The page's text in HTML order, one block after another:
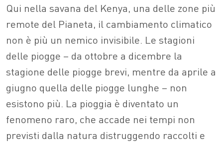
Qui nella savana del Kenya, una delle zone più
remote del Pianeta, il cambiamento climatico
non è più un nemico invisibile. Le stagioni
delle piogge – da ottobre a dicembre la
stagione delle piogge brevi, mentre da aprile a
giugno quella delle piogge lunghe – non
esistono più. La pioggia è diventato un
fenomeno raro, che accade nei tempi non
previsti dalla natura distruggendo raccolti e